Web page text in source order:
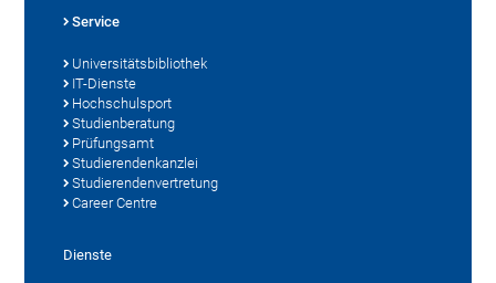
Service
Universitätsbibliothek
IT-Dienste
Hochschulsport
Studienberatung
Prüfungsamt
Studierendenkanzlei
Studierendenvertretung
Career Centre
Dienste